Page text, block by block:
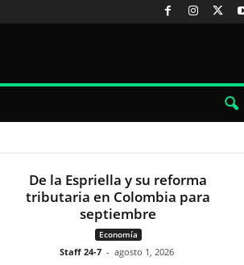
De la Espriella y su reforma
tributaria en Colombia para
septiembre
Economía
Staff 24-7 - agosto 1, 2026